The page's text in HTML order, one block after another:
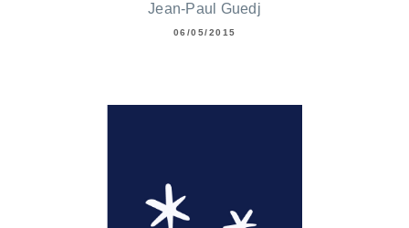
Jean-Paul Guedj
06/05/2015